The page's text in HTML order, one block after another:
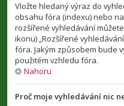
Vložte hledaný výraz do
obsahu fóra (indexu) nebo
rozšířené vyhledávání
ikonu) „Rozšířené
fóra. Jakým způsobem bude
použitém vzhledu fóra.
Nahoru
Proč moje vyhledávání nic